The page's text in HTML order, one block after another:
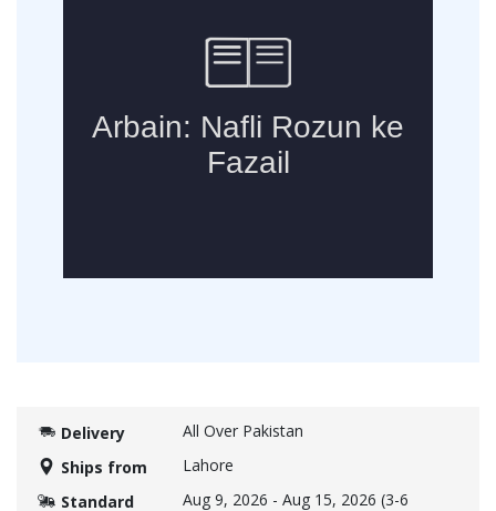
Delivery
All Over Pakistan
Ships from
Lahore
Standard
Aug 9, 2026 - Aug 15, 2026 (3-6